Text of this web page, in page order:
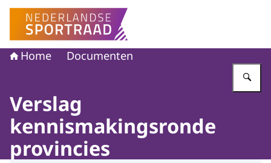
Naar de homepage van Nederlandse Sportraad
Home Documenten
Verslag
kennismakingsronde
provincies